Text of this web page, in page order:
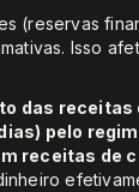
(reservas
Isso
das
pelo
receitas de